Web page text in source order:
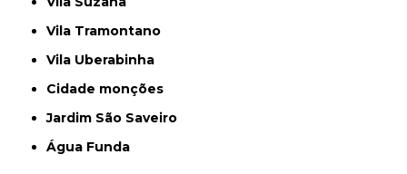
Vila Tramontano
Vila Uberabinha
cidade monções
jardim São Saveiro
Água Funda